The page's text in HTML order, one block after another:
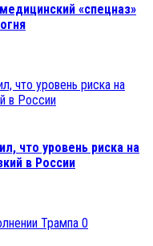
«спецназ»
что уровень риска на
в России
0